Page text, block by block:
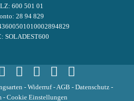
600 501 01
28 94 829
SOLADEST600
- Widerruf-AGB - Datenschutz-
- Cookie Einstellungen